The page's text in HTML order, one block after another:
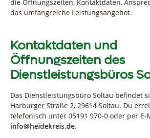
die Öffnungszeiten, Kontaktdaten,
das umfangreiche Leistungsangebot.
Kontaktdaten und
Öffnungszeiten des
Dienstleistungsbüros
Das Dienstleistungsbüro Soltau befindet
Harburger Straße 2, 29614 Soltau. Du
telefonisch unter 05191 970-0 oder per E-
info@heidekreis.de.